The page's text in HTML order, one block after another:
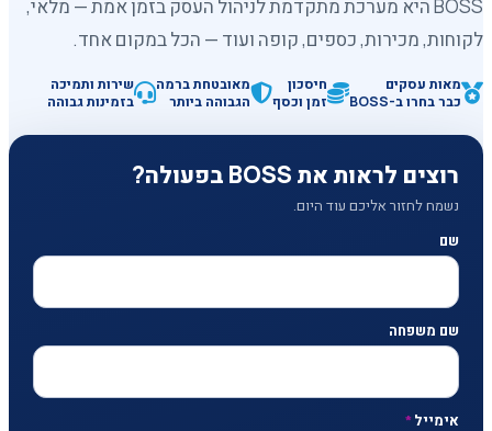
BOSS היא מערכת מתקדמת לניהול העסק בזמן אמת — מלאי,
לקוחות, מכירות, כספים, קופה ועוד — הכל במקום אחד.
מאות עסקים
כבר בחרו ב-BOSS
חיסכון
זמן וכסף
מאובטחת ברמה
הגבוהה ביותר
שירות ותמיכה
בזמינות גבוהה
רוצים לראות את BOSS בפעולה?
נשמח לחזור אליכם עוד היום.
שם
שם משפחה
אימייל*